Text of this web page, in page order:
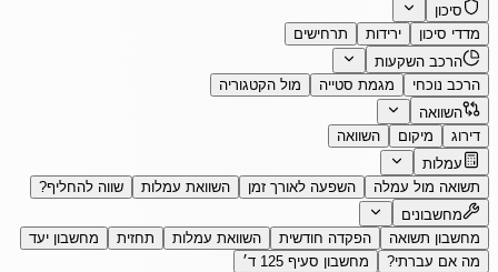
סיכון
מדדי סיכון
ירידות
תרחישים
הרכב השקעות
הרכב נוכחי
מגמת סטייה
מול הקטגוריה
השוואה
דירוג
מיקום
השוואה
עמלות
תשואה מול עמלה
השפעה לאורך זמן השוואת עמלות
שווה להחליף?
מחשבונים
מחשבון תשואה
הפקדה חודשית השוואת עמלות תחזית
מחשבון יעד
מה אם עברתי?
מחשבון סעיף 125 ד׳